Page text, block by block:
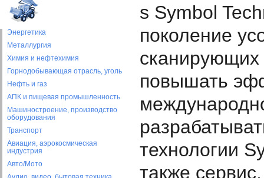
Энергетика
Металлургия
Химия и нефтехимия
Горнодобывающая отрасль, уголь
Нефть и газ
АПК и пищевая промышленность
Машиностроение, производство
оборудования
Транспорт
Авиация, аэрокосмическая
индустрия
Авто/Мото
ѕ Symbol
поколение
повышать
технологии
также